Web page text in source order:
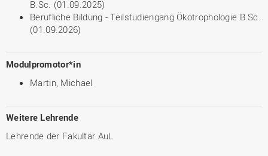
B.Sc. (01.09.2025)
Berufliche Bildung - Teilstudiengang Ökotrophologie B.Sc.
(01.09.2026)
Modulpromotor*in
Martin, Michael
Weitere Lehrende
Lehrende der Fakultär AuL